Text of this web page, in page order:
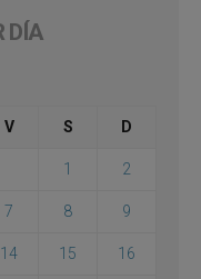
DÍA
V S D
1 2
7 8 9
14 15 16